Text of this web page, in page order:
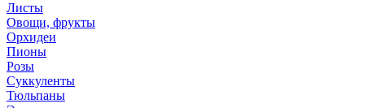
Листы
Овощи, фрукты
Орхидеи
Пионы
Розы
Суккуленты
Тюльпаны